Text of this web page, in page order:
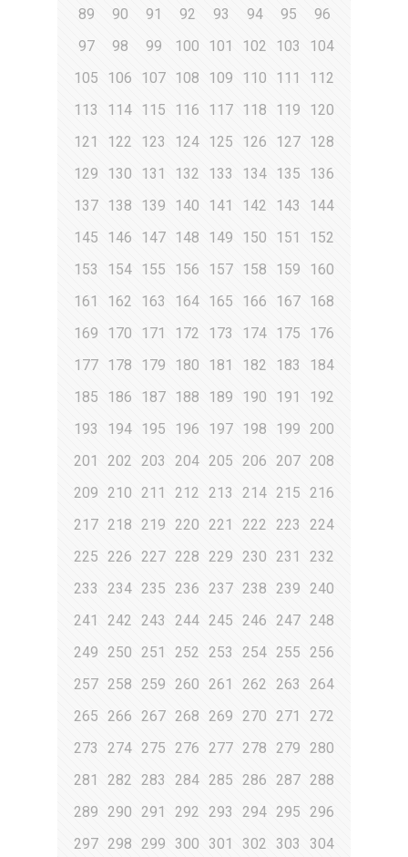
89
90 91 92 93 94 95
96
97
98 99 100 101 102 103
104
105
106 107 108 109 110 111
112
113
114 115 116 117 118 119
120
121
122 123 124 125 126 127 128
129
130 131 132 133 134 135
136
137 138 139 140 141 142 143
144
145
146 147 148 149 150 151
152
153
154 155 156 157 158 159
160
161
162 163 164 165 166 167 168
169
170 171 172 173 174 175
176
177 178 179 180 181 182 183
184
185
186 187 188 189 190 191
192
193
194 195 196 197 198 199 200
201
202 203 204 205 206 207 208
209 210 211 212 213 214 215 216
217 218 219 220 221 222 223
224
225 226 227 228 229 230 231
232
233
234 235 236 237 238 239 240
241
242 243 244 245 246 247 248
249 250 251 252 253 254 255 256
257 258 259 260 261 262 263
264
265 266 267 268 269 270 271
272
273
274 275 276 277 278 279 280
281
282 283 284 285 286 287 288
289 290 291 292 293 294 295 296
297 298 299 300 301 302 303 304